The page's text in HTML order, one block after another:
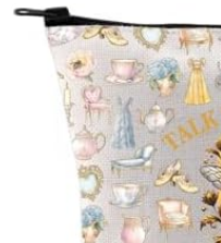
o
s
a
g
o